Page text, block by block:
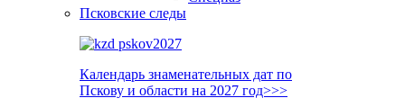
Псковские следы
Календарь знаменательных дат по
Пскову и области на 2027 год>>>